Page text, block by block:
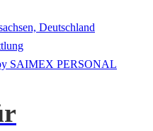
Deutschland